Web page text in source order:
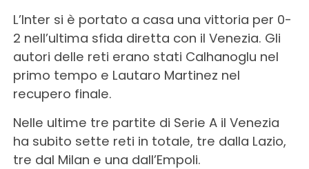
L’Inter si è portato a casa una vittoria per 0-
2 nell’ultima sfida diretta con il Venezia. Gli
autori delle reti erano stati Calhanoglu nel
primo tempo e Lautaro Martinez nel
recupero finale.
Nelle ultime tre partite di Serie A il Venezia
ha subito sette reti in totale, tre dalla Lazio,
tre dal Milan e una dall’Empoli.